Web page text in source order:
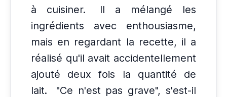
à cuisiner.
Il a mélangé les
ingrédients avec enthousiasme,
mais en regardant la recette, il a
réalisé qu'il avait accidentellement
ajouté deux fois la quantité de
lait.
"Ce n'est pas grave", s'est-il